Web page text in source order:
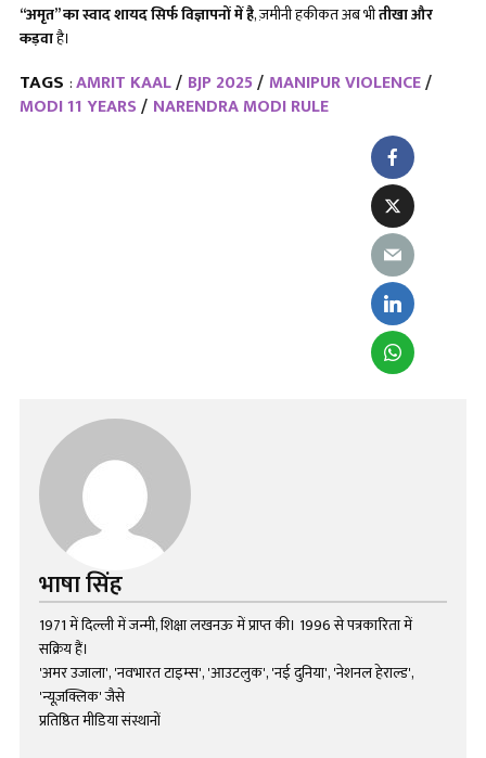
“अमृत” का स्वाद शायद सिर्फ विज्ञापनों में है, ज़मीनी हकीकत अब भीतीखा और
कड़वाहै।
TAGS :AMRIT KAAL BJP 2025 MANIPUR VIOLENCE
MODI 11 YEARS
NARENDRA MODI RULE
भाषा सिंह
1971 में दिल्ली में जन्मी, शिक्षा लखनऊ में प्राप्त की। 1996 से पत्रकारिता में
सक्रिय हैं।
'अमर उजाला', 'नवभारत टाइम्स', 'आउटलुक', 'नई दुनिया', 'नेशनल हेराल्ड',
'न्यूज़क्लिक' जैसे
प्रतिष्ठित मीडिया संस्थानों